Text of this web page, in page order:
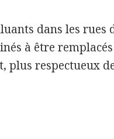
dans les rues
à être
plus respectueux